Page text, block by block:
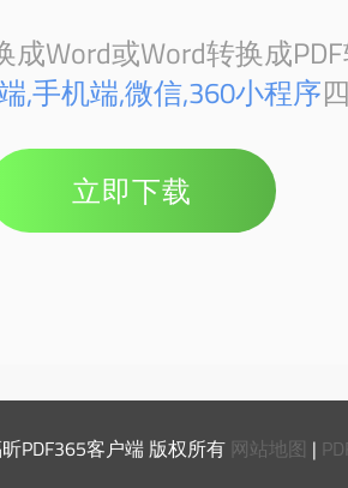
Word或Word转换成
,手机端,微信,360小程序
立即下载
PDF365客户端 版权所有 网站地图 |